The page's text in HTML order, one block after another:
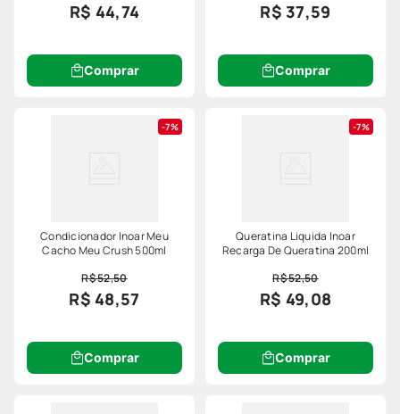
R$ 44,74
Comprar
R$ 37,59
Comprar
7%
Condicionador Inoar Meu
Cacho Meu Crush 500ml
R$ 52,50
R$ 48,57
Comprar
7%
Queratina Liquida Inoar
Recarga De Queratina 200ml
R$ 52,50
R$ 49,08
Comprar